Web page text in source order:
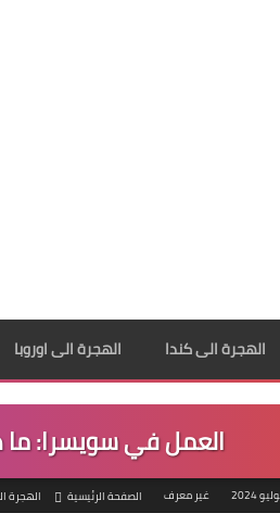
الرئيسية
الهجرة الى كندا الهجرة الى اوروبا
العمل في سويسرا:
غير معرف الصفحة الرئيسية الهجرة